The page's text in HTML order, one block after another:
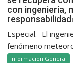
con ingeniería,
Especial.- El
fenómeno
Información General